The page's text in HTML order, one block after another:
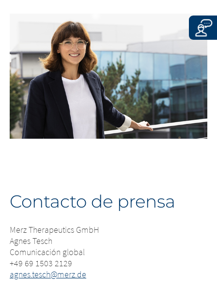
Contacto de prensa
Merz Therapeutics GmbH
Agnes Tesch
Comunicación global
+49 69 1503 2129
agnes.tesch@merz.de